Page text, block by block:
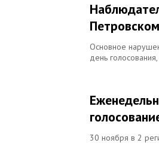
Петровском
Основное
день
30 ноября в 2